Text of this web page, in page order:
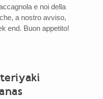
e noi della
a nostro avviso,
end. Buon appetito!